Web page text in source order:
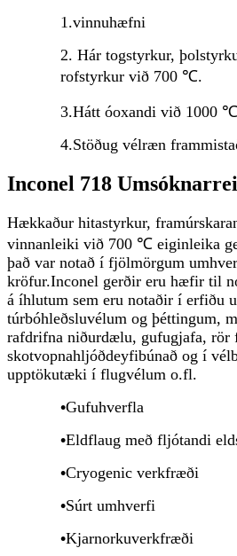
1.vinnuhæfni
2. Hár togstyrkur,
rofstyrkur við 700 ℃.
3.Hátt óoxandi við 1000
4.Stöðug vélræn
Inconel 718
Hækkaður hitastyrkur,
vinnanleiki við 700 ℃ eiginleika
það var notað í fjölmörgum
kröfur.Inconel gerðir eru hæfir til
á íhlutum sem eru notaðir í erfiðu
túrbóhleðsluvélum og þéttingum,
rafdrifna niðurdælu, gufugjafa, rör
skotvopnahljóðdeyfibúnað og í
upptökutæki í flugvélum o.fl.
•Gufuhverfla
•Eldflaug með fljótandi
•Cryogenic verkfræði
•Súrt umhverfi
•Kjarnorkuverkfræði